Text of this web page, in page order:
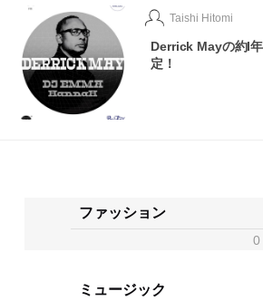
Taishi Hitomi
Derrick Mayの約I
定！
ファッション
0
ミュージック